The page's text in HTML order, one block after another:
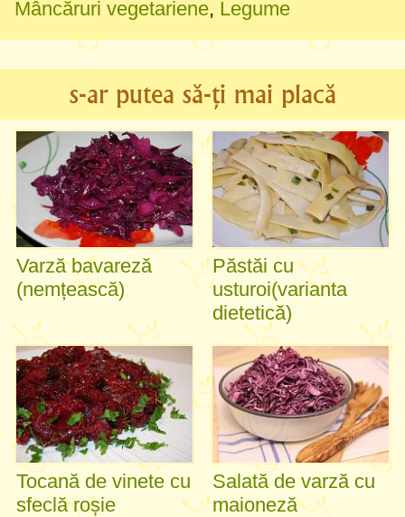
Mâncăruri vegetariene, Legume
s-ar putea să-ți mai placă
Varză bavareză
(nemțească)
Păstăi cu
usturoi(varianta
dietetică)
Tocană de vinete cu
sfeclă roșie
Salată de varză cu
maioneză